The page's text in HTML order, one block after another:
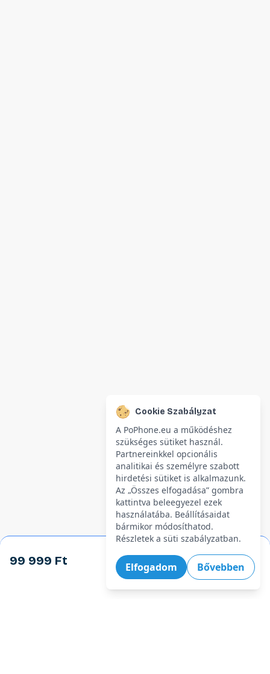
Cookie Szabályzat
A PoPhone.eu a működéshez
szükséges sütiket használ.
Partnereinkkel opcionális
analitikai és személyre szabott
hirdetési sütiket is alkalmazunk.
Az „Összes elfogadása” gombra
kattintva beleegyezel ezek
használatába. Beállításaidat
bármikor módosíthatod.
Részletek a süti szabályzatban.
Elfogadom Bővebben
99 999 Ft Kosárba